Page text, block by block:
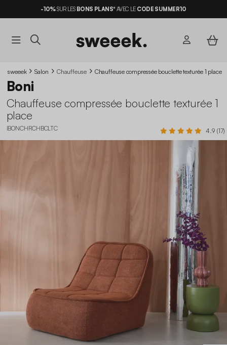
-10%SUR LES BONS PLANS*AVEC LE CODE SUMMER10
sweeek Salon Chauffeuse Chauffeuse compressée bouclette texturée 1 place
Boni
Chauffeuse compressée bouclette texturée 1
place
IBONCHRCHBCLTC 4.9 (17)